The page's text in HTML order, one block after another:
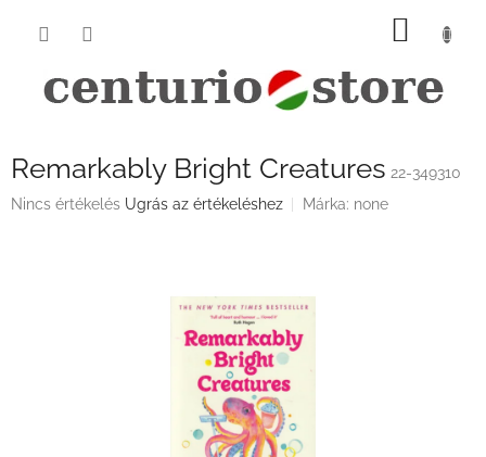
KOSÁR
Remarkably Bright Creatures 22-349310
A
Nincs értékelés Ugrás az értékeléshez Márka: none